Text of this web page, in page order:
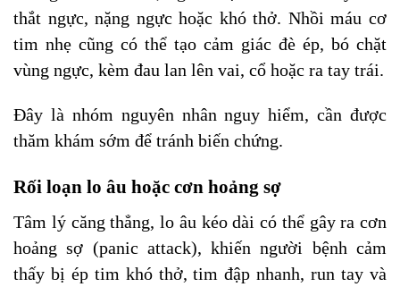
thắt ngực, nặng ngực hoặc khó thở. Nhồi máu cơ
tim nhẹ cũng có thể tạo cảm giác đè ép, bó chặt
vùng ngực, kèm đau lan lên vai, cổ hoặc ra tay trái.
Đây là nhóm nguyên nhân nguy hiểm, cần được
thăm khám sớm để tránh biến chứng.
Rối loạn lo âu hoặc cơn hoảng sợ
Tâm lý căng thẳng, lo âu kéo dài có thể gây ra cơn
hoảng sợ (panic attack), khiến người bệnh cảm
thấy bị ép tim khó thở, tim đập nhanh, run tay và